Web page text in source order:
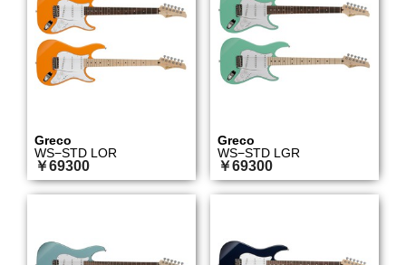
Greco
WS−STD LOR
￥69300
Greco
WS−STD LGR
￥69300